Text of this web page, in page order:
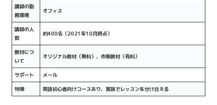
講師の勤
務環境
オフィス
講師の人
数
約400名（2021年10月時点）
教材につ
いて
オリジナル教材（無料）、市販教材（有料）
サポート メール
特徴 英語初心者向けコースあり、家族でレッスンを分け合える